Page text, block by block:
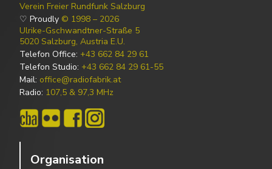
Verein Freier Rundfunk Salzburg
♡ Proudly © 1998 – 2026
Ulrike-Gschwandtner-Straße 5
5020 Salzburg, Austria E.U.
Telefon Office: +43 662 84 29 61
Telefon Studio: +43 662 84 29 61-55
Mail: office@radiofabrik.at
Radio: 107,5 & 97,3 MHz
Organisation